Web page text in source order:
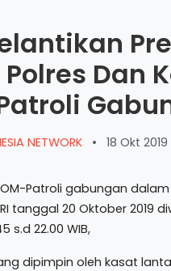
Dan
NETWORK • 18 Okt 2019
Patroli gabungan
tanggal 20 Oktober 2019
s.d 22.00 WIB,
dipimpin oleh kasat